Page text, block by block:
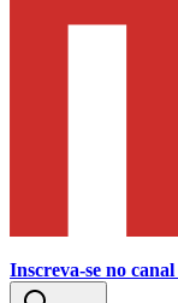
Inscreva-se no canal